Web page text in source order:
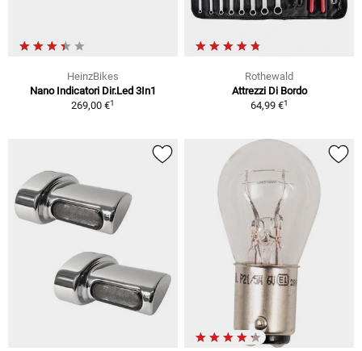
HeinzBikes
Nano Indicatori Dir.Led 3In1
269,00 €1
Rothewald
Attrezzi Di Bordo
64,99 €1